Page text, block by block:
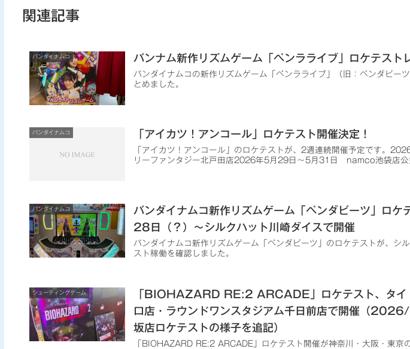
関連記事
バンダイナムコ バンナム新作リズムゲーム「ペンラライブ」ロケテスト
バンダイナムコの新作リズムゲーム「ペンラライブ」（旧：ペンダビー
とめました。
バンダイナムコ 「アイカツ！アンコール」ロケテスト開催決定！
「アイカツ！アンコール」のロケテストが、2週連続開催予定です。
リーファンタジー北戸田店2026年5月29日～5月31日 namco池袋店公
バンダイナムコ
バンダイナムコ新作リズムゲーム「ペンダビーツ」ロ
28日（？）～シルクハット川崎ダイスで開催
バンダイナムコ新作リズムゲーム「ペンダビーツ」のロケテストが、シ
スト稼働を確認しました。
シューティングゲーム
「BIOHAZARD RE:2 ARCADE」ロケテスト、タイ
口店・ラウンドワンスタジアム千日前店で開催（
坂店ロケテストの様子を追記）
「BIOHAZARD RE:2 ARCADE」ロケテスト開催が神奈川・大阪・東京